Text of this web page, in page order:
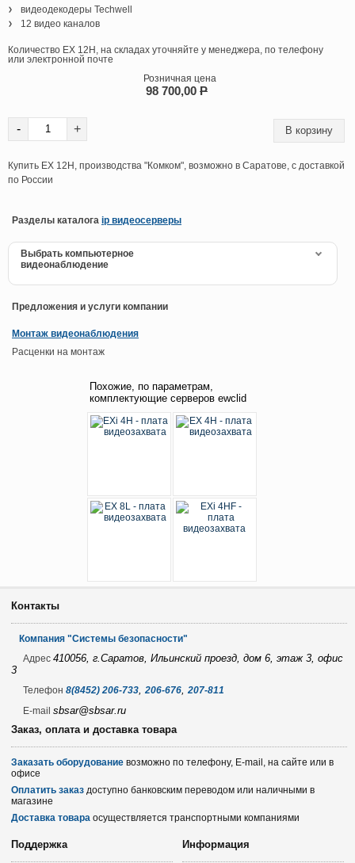
видеодекодеры Techwell
12 видео каналов
Количество EX 12H, на складах уточняйте у менеджера, по телефону
или электронной почте
Розничная цена
98 700,00 P
- +
Купить EX 12H, производства "Комком", возможно в Саратове, с доставкой
по России
Разделы каталога ip видеосерверы
Выбрать компьютерное
видеонаблюдение
Предложения и услуги компании
Монтаж видеонаблюдения
Расценки на монтаж
Похожие, по параметрам,
комплектующие серверов ewclid
Контакты
Компания "Системы безопасности"
Адрес 410056, г.Саратов, Ильинский проезд, дом 6, этаж 3, офис
3
Телефон 8(8452) 206-733,206-676,207-811
E-mail sbsar@sbsar.ru
Заказ, оплата и доставка товара
Заказать оборудование возможно по телефону, E-mail, на сайте или в
офисе
Оплатить заказ доступно банковским переводом или наличными в
магазине
Доставка товара осуществляется транспортными компаниями
Поддержка Информация